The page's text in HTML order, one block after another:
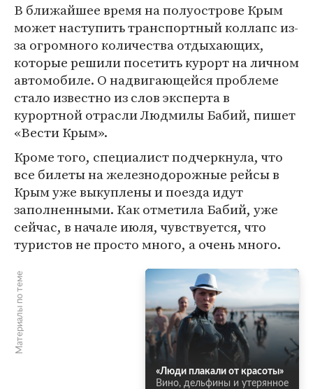
В ближайшее время на полуострове Крым
может наступить транспортный коллапс из-
за огромного количества отдыхающих,
которые решили посетить курорт на личном
автомобиле. О надвигающейся проблеме
стало известно из слов эксперта в
курортной отрасли Людмилы Бабий, пишет
«Вести Крым».
Кроме того, специалист подчеркнула, что
все билеты на железнодорожные рейсы в
Крым уже выкуплены и поезда идут
заполненными. Как отметила Бабий, уже
сейчас, в начале июля, чувствуется, что
туристов не просто много, а очень много.
Материалы по теме
«Люди плакали от красоты»
Вино, дельфины и утерянное